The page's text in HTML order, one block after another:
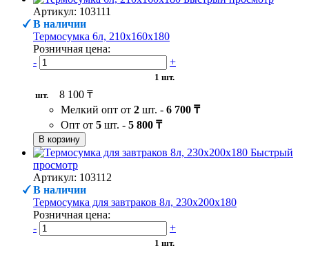
Артикул: 103111
В наличии
Термосумка 6л, 210х160х180
Розничная цена:
-
+
1 шт.
шт.
8 100 ₸
Мелкий опт от 2 шт. - 6 700 ₸
Опт от 5 шт. - 5 800 ₸
В корзину
Быстрый
просмотр
Артикул: 103112
В наличии
Термосумка для завтраков 8л, 230х200х180
Розничная цена:
-
+
1 шт.